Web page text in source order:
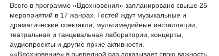
Всего в программе «Вдохновения» запланировано свыше 25
мероприятий в 17 жанрах. Гостей ждут музыкальные и
драматические спектакли, мультимедийные инсталляции,
театральная и танцевальная лаборатории, концерты,
аудиопроекты и другие яркие активности.
««Вдохновение» в очередной раз доказывает свою важность